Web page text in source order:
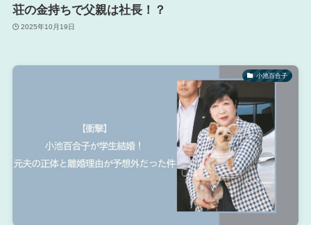
荘の金持ちで父親は社長！？
2025年10月19日
小池百合子